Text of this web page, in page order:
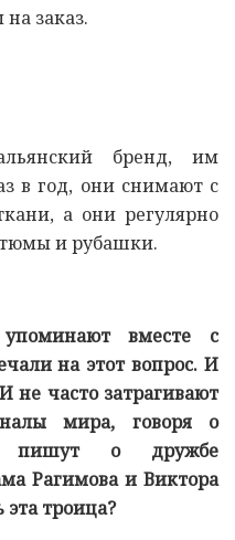
заказ.
бренд, им
в год, они снимают с
а они регулярно
и рубашки.
вместе с
на этот вопрос. И
не часто затрагивают
мира, говоря о
пишут о дружбе
Рагимова и Виктора
эта троица?